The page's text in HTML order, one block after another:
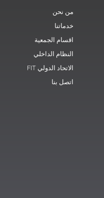
من نحن
خدماتنا
اقسام الجمعية
النظام الداخلي
الاتحاد الدولي FIT
اتصل بنا